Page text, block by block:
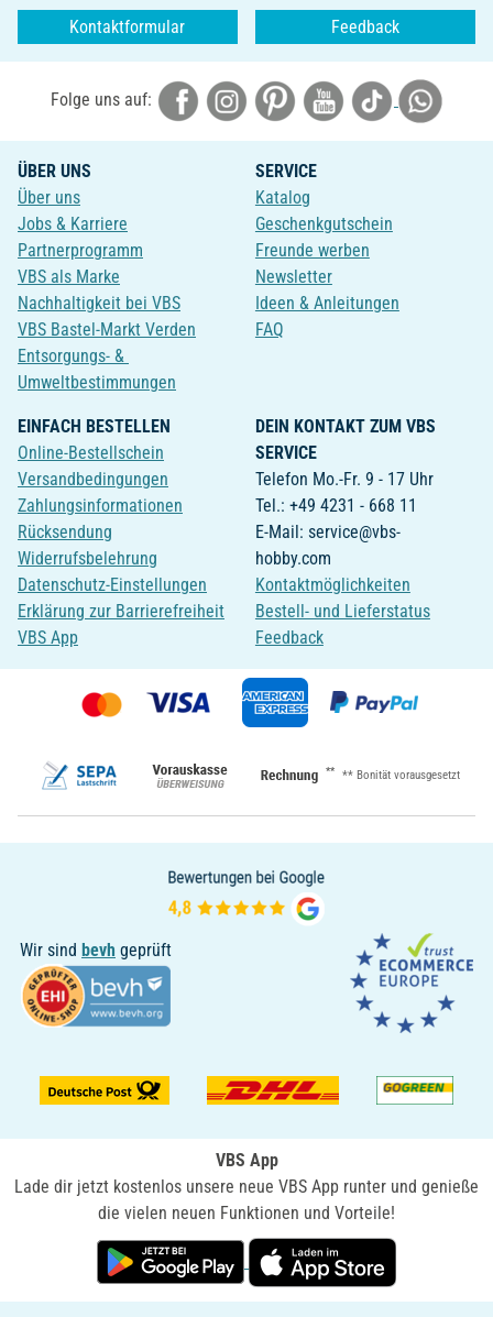
Kontaktformular Feedback
Folge uns auf:
ÜBER UNS
Über uns
Jobs & Karriere
Partnerprogramm
VBS als Marke
Nachhaltigkeit bei VBS
VBS Bastel-Markt Verden
Entsorgungs- &
Umweltbestimmungen
SERVICE
Katalog
Geschenkgutschein
Freunde werben
Newsletter
Ideen & Anleitungen
FAQ
EINFACH BESTELLEN
Online-Bestellschein
Versandbedingungen
Zahlungsinformationen
Rücksendung
Widerrufsbelehrung
Datenschutz-Einstellungen
Erklärung zur Barrierefreiheit
VBS App
DEIN KONTAKT ZUM VBS
SERVICE
Telefon Mo.-Fr. 9 - 17 Uhr
Tel.: +49 4231 - 668 11
E-Mail: service@vbs-
hobby.com
Kontaktmöglichkeiten
Bestell- und Lieferstatus
Feedback
** ** Bonität vorausgesetzt
Wir sind bevh geprüft
VBS App
Lade dir jetzt kostenlos unsere neue VBS App runter und genieße
die vielen neuen Funktionen und Vorteile!